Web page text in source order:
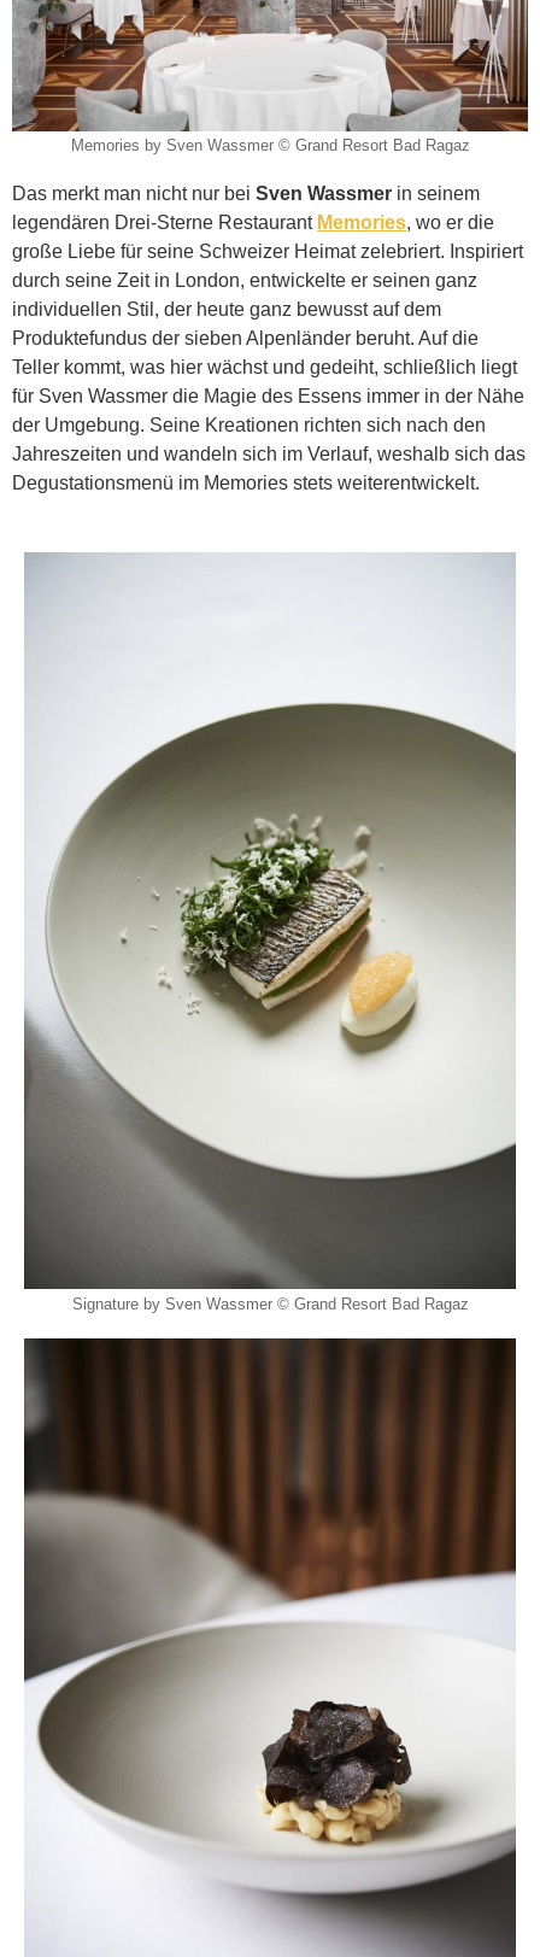
Memories by Sven Wassmer © Grand Resort Bad Ragaz
Das merkt man nicht nur bei Sven Wassmer in seinem
legendären Drei-Sterne Restaurant Memories, wo er die
große Liebe für seine Schweizer Heimat zelebriert. Inspiriert
durch seine Zeit in London, entwickelte er seinen ganz
individuellen Stil, der heute ganz bewusst auf dem
Produktefundus der sieben Alpenländer beruht. Auf die
Teller kommt, was hier wächst und gedeiht, schließlich liegt
für Sven Wassmer die Magie des Essens immer in der Nähe
der Umgebung. Seine Kreationen richten sich nach den
Jahreszeiten und wandeln sich im Verlauf, weshalb sich das
Degustationsmenü im Memories stets weiterentwickelt.
Signature by Sven Wassmer © Grand Resort Bad Ragaz